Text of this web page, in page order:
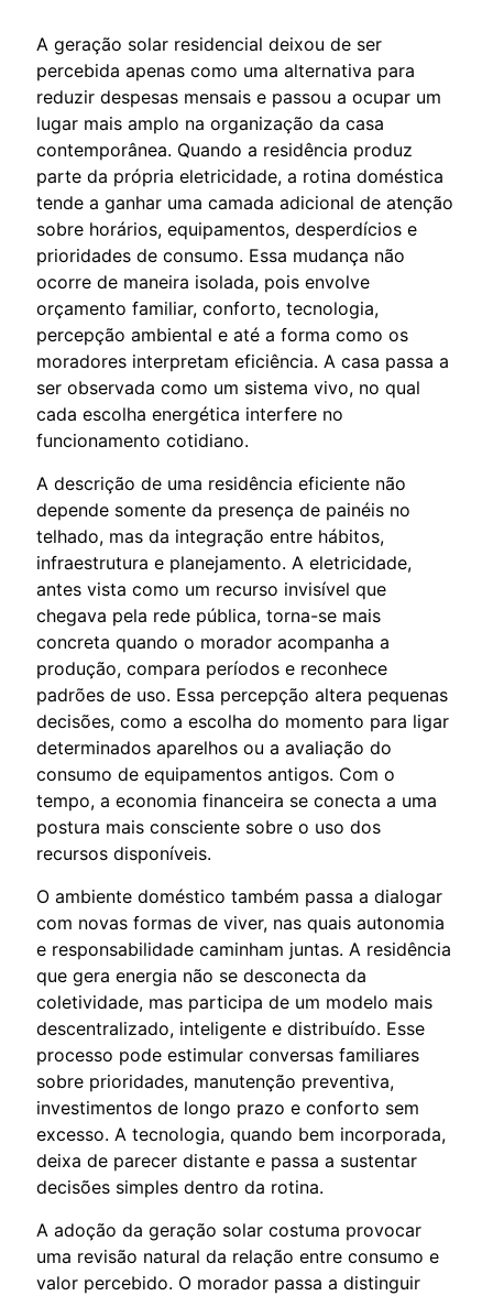
A geração solar residencial deixou de ser
percebida apenas como uma alternativa para
reduzir despesas mensais e passou a ocupar um
lugar mais amplo na organização da casa
contemporânea. Quando a residência produz
parte da própria eletricidade, a rotina doméstica
tende a ganhar uma camada adicional de atenção
sobre horários, equipamentos, desperdícios e
prioridades de consumo. Essa mudança não
ocorre de maneira isolada, pois envolve
orçamento familiar, conforto, tecnologia,
percepção ambiental e até a forma como os
moradores interpretam eficiência. A casa passa a
ser observada como um sistema vivo, no qual
cada escolha energética interfere no
funcionamento cotidiano.
A descrição de uma residência eficiente não
depende somente da presença de painéis no
telhado, mas da integração entre hábitos,
infraestrutura e planejamento. A eletricidade,
antes vista como um recurso invisível que
chegava pela rede pública, torna-se mais
concreta quando o morador acompanha a
produção, compara períodos e reconhece
padrões de uso. Essa percepção altera pequenas
decisões, como a escolha do momento para ligar
determinados aparelhos ou a avaliação do
consumo de equipamentos antigos. Com o
tempo, a economia financeira se conecta a uma
postura mais consciente sobre o uso dos
recursos disponíveis.
O ambiente doméstico também passa a dialogar
com novas formas de viver, nas quais autonomia
e responsabilidade caminham juntas. A residência
que gera energia não se desconecta da
coletividade, mas participa de um modelo mais
descentralizado, inteligente e distribuído. Esse
processo pode estimular conversas familiares
sobre prioridades, manutenção preventiva,
investimentos de longo prazo e conforto sem
excesso. A tecnologia, quando bem incorporada,
deixa de parecer distante e passa a sustentar
decisões simples dentro da rotina.
A adoção da geração solar costuma provocar
uma revisão natural da relação entre consumo e
valor percebido. O morador passa a distinguir